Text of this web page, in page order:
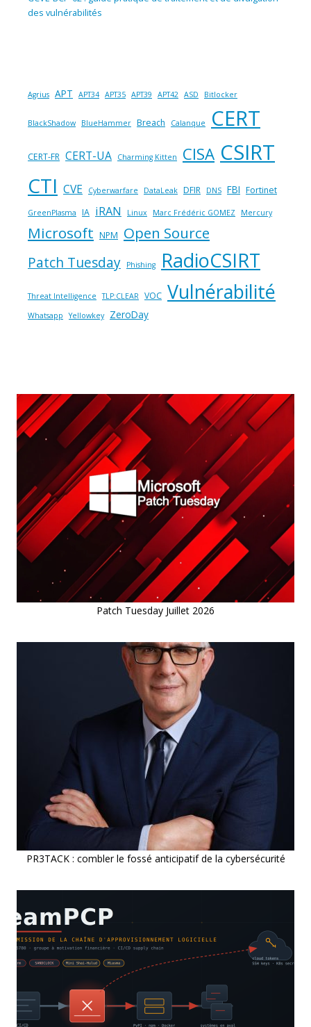
des vulnérabilités
Agrius APT APT34 APT35 APT39 APT42 ASD Bitlocker
BlackShadow BlueHammer Breach Calanque CERT
CERT-FR CERT-UA Charming Kitten CISA CSIRT
CTI CVE Cyberwarfare DataLeak DFIR DNS FBI Fortinet
GreenPlasma IA iRAN Linux Marc Frédéric GOMEZ Mercury
Microsoft NPM Open Source
Patch Tuesday Phishing RadioCSIRT
Threat Intelligence TLP:CLEAR VOC Vulnérabilité
Whatsapp Yellowkey ZeroDay
Patch Tuesday Juillet 2026
PR3TACK : combler le fossé anticipatif de la cybersécurité